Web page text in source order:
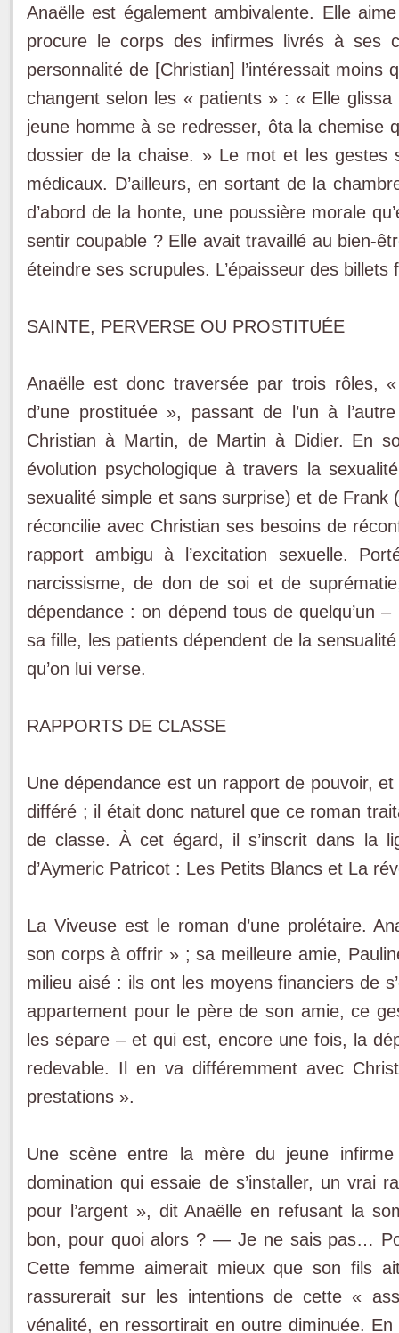
Anaëlle est également ambivalente. Elle
procure le corps des infirmes livrés à ses
personnalité de [Christian] l’intéressait
changent selon les « patients » : « Elle
jeune homme à se redresser, ôta la chemise
dossier de la chaise. » Le mot et les gestes
médicaux. D’ailleurs, en sortant de la
d’abord de la honte, une poussière morale
sentir coupable ? Elle avait travaillé au bien-
éteindre ses scrupules. L’épaisseur des
SAINTE, PERVERSE OU PROSTITUÉE
Anaëlle est donc traversée par trois rôles,
d’une prostituée », passant de l’un à
Christian à Martin, de Martin à Didier. En
évolution psychologique à travers la
sexualité simple et sans surprise) et de
réconcilie avec Christian ses besoins de
rapport ambigu à l’excitation sexuelle.
narcissisme, de don de soi et de
dépendance : on dépend tous de quelqu’un –
sa fille, les patients dépendent de la
qu’on lui verse.
RAPPORTS DE CLASSE
Une dépendance est un rapport de pouvoir,
différé ; il était donc naturel que ce roman
de classe. À cet égard, il s’inscrit dans la
d’Aymeric Patricot : Les Petits Blancs et La
La Viveuse est le roman d’une prolétaire.
son corps à offrir » ; sa meilleure amie,
milieu aisé : ils ont les moyens financiers de
appartement pour le père de son amie, ce
les sépare – et qui est, encore une fois, la
redevable. Il en va différemment avec
prestations ».
Une scène entre la mère du jeune
domination qui essaie de s’installer, un vrai
pour l’argent », dit Anaëlle en refusant la
bon, pour quoi alors ? ― Je ne sais pas…
Cette femme aimerait mieux que son fils
rassurerait sur les intentions de cette «
vénalité, en ressortirait en outre diminuée.